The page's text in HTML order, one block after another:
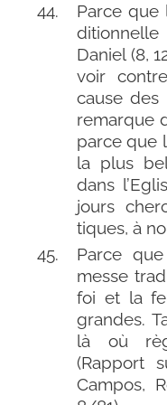
Parce que
Daniel (8,
voir
cause
remarque
parce que
la plus
dans
jours
tiques, à
Parce
messe
foi et la
grandes.
là où
(Rapport
Campos,